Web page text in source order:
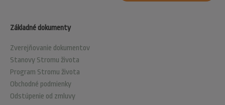
Základné dokumenty
Zverejňovanie dokumentov
Stanovy Stromu života
Program Stromu života
Obchodné podmienky
Odstúpenie od zmluvy